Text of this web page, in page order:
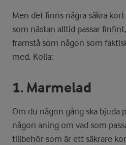
Men det finns några säkra
som nästan alltid passar
framstå som någon som
med. Kolla:
1. Marmelad
Om du någon gång ska bjuda
någon aning om vad som
tillbehör som är ett säkrare